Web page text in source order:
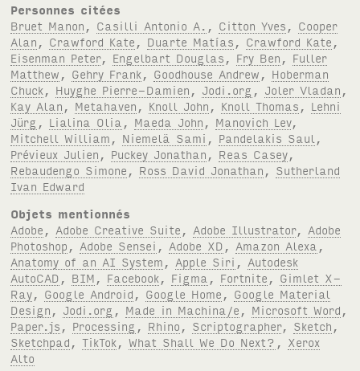
Personnes citées
Bruet Manon
Casilli Antonio A. Citton Yves
Cooper
Alan
Crawford Kate Duarte Matías Crawford Kate
Eisenman Peter, Engelbart Douglas Fry Ben
Fuller
Matthew
Gehry Frank Goodhouse Andrew
Hoberman
Chuck
Huyghe Pierre-Damien Jodi.org Joler Vladan
Kay Alan
Metahaven Knoll John Knoll Thomas
Lehni
Jürg
Lialina Olia Maeda John Manovich Lev,
Mitchell William
Niemelä Sami Pandelakis Saul
Prévieux Julien
Puckey Jonathan Reas Casey
Rebaudengo Simone
Ross David Jonathan
Sutherland
Ivan Edward
Objets mentionnés
Adobe
Adobe Creative Suite Adobe Illustrator, Adobe
Photoshop
Adobe Sensei Adobe XD Amazon Alexa
Anatomy of an AI System
Apple Siri
Autodesk
AutoCAD
BIM Facebook Figma Fortnite
Gimlet X-
Ray
Google Android Google Home
Google Material
Design
Jodi.org Made in Machina/e Microsoft Word
Paper.js
Processing Rhino Scriptographer, Sketch
Sketchpad ,TikTok ,What Shall We Do Next?
Xerox
Alto